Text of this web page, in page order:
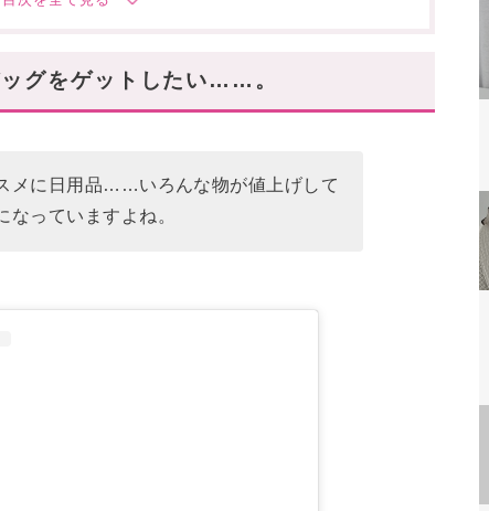
バッグブランド
用しよう
グをゲットしたい……。
メに日用品……いろんな物が値上げして
っていますよね。